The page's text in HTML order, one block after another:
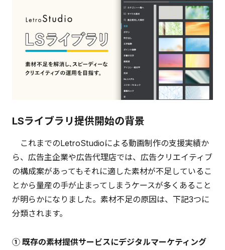
LSライブラリ提供開始の背景
これまでのLetroStudioによる動画制作の支援実績か
ら、広告主企業や広告代理店では、広告クリエイティブ
の構成案があってもそれに適した素材が不足しているこ
とから量産の手が止まってしまうケースが多くあること
が明らかになりました。素材不足の原因は、下記3つに
分類されます。
① 既存の素材提供サービスにデジタルマーケティング